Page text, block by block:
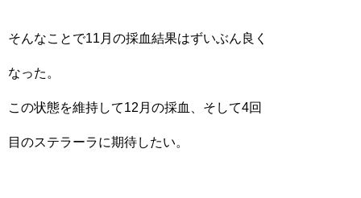
そんなことで11月の採血結果はずいぶん良く
なった。
この状態を維持して12月の採血、そして4回
目のステラーラに期待したい。